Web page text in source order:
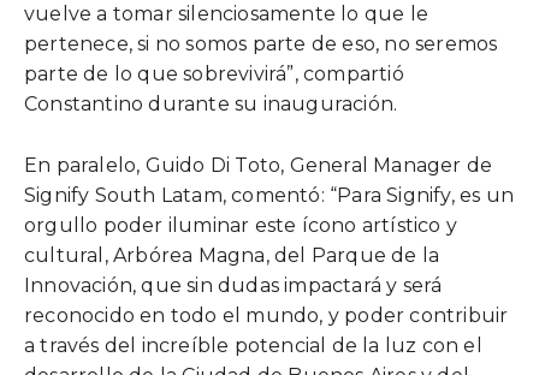
vuelve a tomar silenciosamente lo que le
pertenece, si no somos parte de eso, no seremos
parte de lo que sobrevivirá”, compartió
Constantino durante su inauguración.
En paralelo, Guido Di Toto, General Manager de
Signify South Latam, comentó: “Para Signify, es un
orgullo poder iluminar este ícono artístico y
cultural, Arbórea Magna, del Parque de la
Innovación, que sin dudas impactará y será
reconocido en todo el mundo, y poder contribuir
a través del increíble potencial de la luz con el